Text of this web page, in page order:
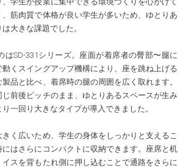
筋肉質で体格が良い学生が多いため、ゆとりあ
大きな課題でした。
はSD-331シリーズ。座面が着席者の臀部〜腿に
くスイングアップ機構により、座を跳ね上げる
品と比べ、着席時の腿の周囲を広く取れます。
前後ピッチのまま、ゆとりあるスペースが生み
一回り大きなタイプが導入できました。
く広いため、学生の身体をしっかりと支えるこ
にはさらにコンパクトに収納できます。座席と机
スを背もたれ側に押し込むことで通路をさらに